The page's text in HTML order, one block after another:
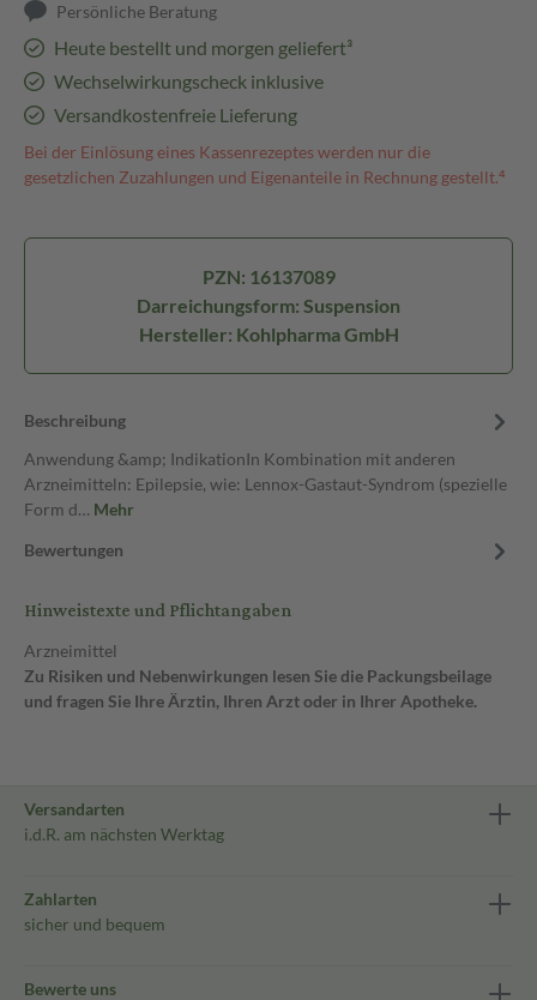
Persönliche Beratung
Heute bestellt und morgen geliefert³
Wechselwirkungscheck inklusive
Versandkostenfreie Lieferung
Bei der Einlösung eines Kassenrezeptes werden nur die
gesetzlichen Zuzahlungen und Eigenanteile in Rechnung gestellt.⁴
PZN: 16137089
Darreichungsform: Suspension
Hersteller: Kohlpharma GmbH
Beschreibung
Anwendung &amp; IndikationIn Kombination mit anderen
Arzneimitteln: Epilepsie, wie: Lennox-Gastaut-Syndrom (spezielle
Form d… Mehr
Bewertungen
Hinweistexte und Pflichtangaben
Arzneimittel
Zu Risiken und Nebenwirkungen lesen Sie die Packungsbeilage
und fragen Sie Ihre Ärztin, Ihren Arzt oder in Ihrer Apotheke.
Versandarten
i.d.R. am nächsten Werktag
Zahlarten
sicher und bequem
Bewerte uns